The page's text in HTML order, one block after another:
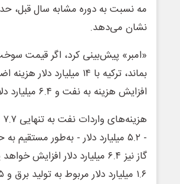
نشان می‌دهد.
افزایش هزینه به نفت و ۶.۴ میلیارد دلار به گاز مربوط می‌شود.
- ۵.۲ میلیارد دلار - به‌طور
۱.۶ میلیارد دلار مربوط به تولید برق و ۱.۵ میلیارد دلار مربوط به صنعت است.